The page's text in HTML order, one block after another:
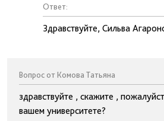
Ответ:
Здравствуйте, Сильва
Вопрос от Комова Татьяна
здравствуйте , скажите ,
вашем университете?